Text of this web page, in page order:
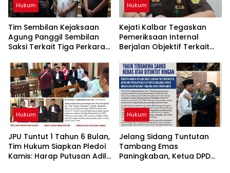
Hukum
Tim Sembilan Kejaksaan
Agung Panggil Sembilan
Saksi Terkait Tiga Perkara
Hukum
Kejati Kalbar Tegaskan
Pemeriksaan Internal
Berjalan Objektif Terkait
Pegawai Kejari Sekadau
Hukum
JPU Tuntut 1 Tahun 6 Bulan,
Tim Hukum Siapkan Pledoi
Kamis: Harap Putusan Adil
Hukum
Jelang Sidang Tuntutan
Tambang Emas
Paningkaban, Ketua DPD